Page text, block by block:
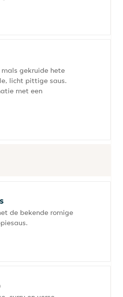
gekruide hete
licht pittige saus.
met een
de bekende romige